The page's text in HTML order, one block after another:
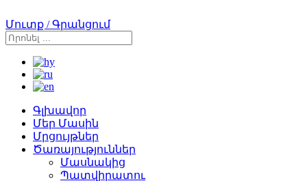
Մուտք / Գրանցում
Գլխավոր
Մեր Մասին
Մրցույթներ
Ծառայություններ
Մասնակից
Պատվիրատու